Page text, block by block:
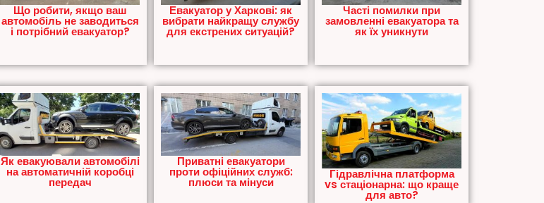
Що робити, якщо ваш
автомобіль не заводиться
і потрібний евакуатор?
Евакуатор у Харкові: як
вибрати найкращу службу
для екстрених ситуацій?
Часті помилки при
замовленні евакуатора та
як їх уникнути
Як евакуювали автомобілі
на автоматичній коробці
передач
Приватні евакуатори
проти офіційних служб:
плюси та мінуси
Гідравлічна платформа
vs стаціонарна: що краще
для авто?